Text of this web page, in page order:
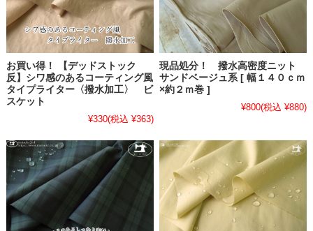
お買い得！ 【デッドストック
反】シワ感のあるコーティング風
タイプライター〈撥水加工〉 ビ
スケット
¥330(税込 ¥363)
現品処分！ 撥水高密度ニット
サンドベージュ系 [ 幅１４０ｃｍ
×約２ｍ巻 ]
¥800(税込 ¥880)